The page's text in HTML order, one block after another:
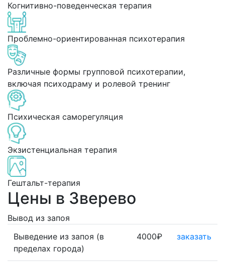
Когнитивно-поведенческая терапия
Проблемно-ориентированная психотерапия
Различные формы групповой психотерапии,
включая психодраму и ролевой тренинг
Психическая саморегуляция
Экзистенциальная терапия
Гештальт-терапия
Цены в Зверево
Вывод из запоя
Выведение из запоя (в
пределах города)
4000₽ заказать